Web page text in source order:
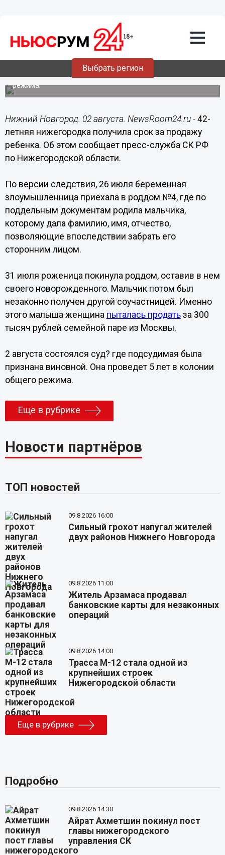
Выбрать регион
02.08.201916:28
42-летняя нижегородка получила срок
за продажу ребенка
Она будет отбывать наказание в колонии общего
режима.
Нижний Новгород. 02 августа. NewsRoom24.ru - 42-
летняя нижегородка получила срок за продажу
ребенка. Об этом сообщает пресс-служба СК РФ
по Нижегородской области.
По версии следствия, 26 июля беременная
злоумышленница приехала в роддом №4, где по
поддельным документам родила мальчика,
которому дала фамилию, имя, отчество,
позволяющие впоследствии забрать его
сторонним лицом.
31 июля роженица покинула роддом, оставив в нем
своего новорожденного. Мальчик потом был
незаконно получен другой соучастницей. Именно
этого малыша женщина пыталась продатьза 300
тысяч рублей семейной паре из Москвы.
2 августа состоялся суд? где подсудимая была
признана виновной. Она проведет 5 лет в колонии
общего режима.
Еще в рубрике
Новости партнёров
ТОП новостей
09.8.2026 16:00
Сильный грохот напугал жителей
двух районов Нижнего Новгорода
09.8.2026 11:00
Житель Арзамаса продавал
банковские карты для незаконных
операций
09.8.2026 14:00
Трасса М-12 стала одной из
крупнейших строек
Нижегородской области
Еще в рубрике
Подробно
09.8.2026 14:30
Айрат Ахметшин покинул пост
главы нижегородского
управления СК